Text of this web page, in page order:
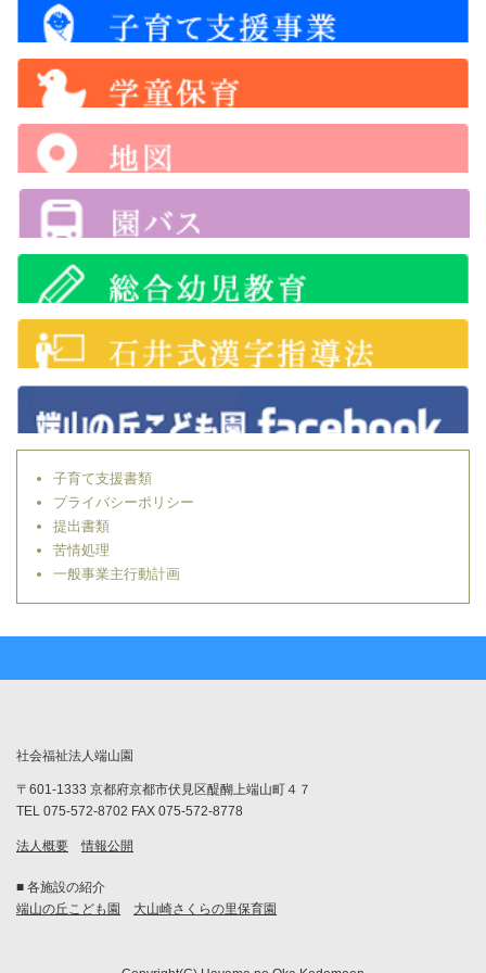
子育て支援書類
プライバシーポリシー
提出書類
苦情処理
一般事業主行動計画
社会福祉法人端山園
〒601-1333 京都府京都市伏見区醍醐上端山町４７
TEL 075-572-8702 FAX 075-572-8778
法人概要 情報公開
■ 各施設の紹介
端山の丘こども園
大山崎さくらの里保育園